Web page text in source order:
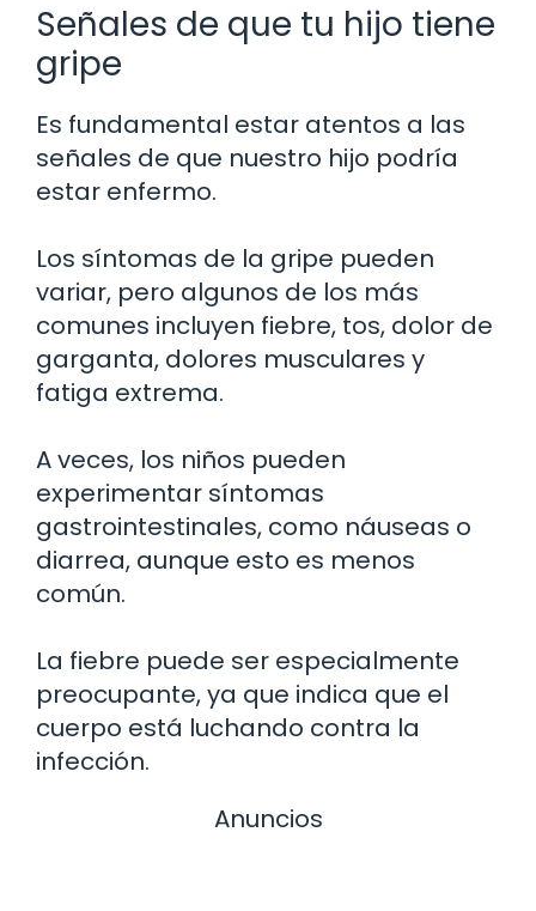
Señales de que tu hijo tiene
gripe
Es fundamental estar atentos a las
señales de que nuestro hijo podría
estar enfermo.
Los síntomas de la gripe pueden
variar, pero algunos de los más
comunes incluyen fiebre, tos, dolor de
garganta, dolores musculares y
fatiga extrema.
A veces, los niños pueden
experimentar síntomas
gastrointestinales, como náuseas o
diarrea, aunque esto es menos
común.
La fiebre puede ser especialmente
preocupante, ya que indica que el
cuerpo está luchando contra la
infección.
Anuncios